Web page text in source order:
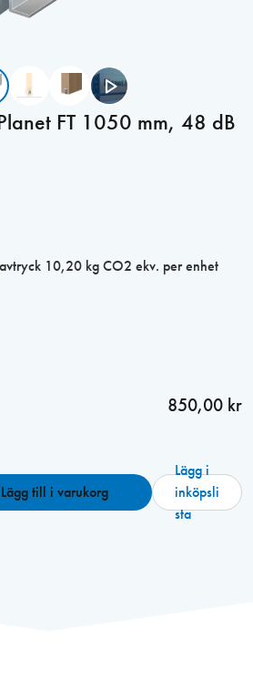
FT 1050 mm, 48 dB
10,20 kg CO2 ekv. per enhet
850,00 kr
Lägg till i varukorg
Lägg i
inköpsli
sta